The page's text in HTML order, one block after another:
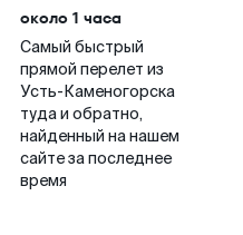
около 1 часа
Самый быстрый
прямой перелет из
Усть-Каменогорска
туда и обратно,
найденный на нашем
сайте за последнее
время